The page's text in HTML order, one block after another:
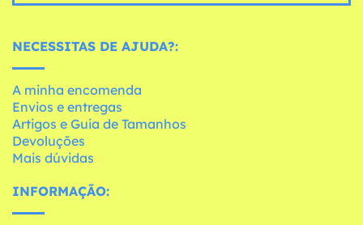
NECESSITAS DE AJUDA?:
A minha encomenda
Envios e entregas
Artigos e Guia de Tamanhos
Devoluções
Mais dúvidas
INFORMAÇÃO: